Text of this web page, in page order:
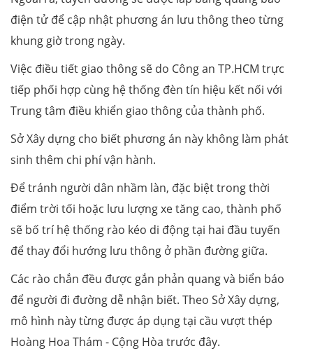
điện tử để cập nhật phương án lưu thông theo từng
khung giờ trong ngày.
Việc điều tiết giao thông sẽ do Công an TP.HCM trực
tiếp phối hợp cùng hệ thống đèn tín hiệu kết nối với
Trung tâm điều khiển giao thông của thành phố.
Sở Xây dựng cho biết phương án này không làm phát
sinh thêm chi phí vận hành.
Để tránh người dân nhầm làn, đặc biệt trong thời
điểm trời tối hoặc lưu lượng xe tăng cao, thành phố
sẽ bố trí hệ thống rào kéo di động tại hai đầu tuyến
để thay đổi hướng lưu thông ở phần đường giữa.
Các rào chắn đều được gắn phản quang và biển báo
để người đi đường dễ nhận biết. Theo Sở Xây dựng,
mô hình này từng được áp dụng tại cầu vượt thép
Hoàng Hoa Thám - Cộng Hòa trước đây.